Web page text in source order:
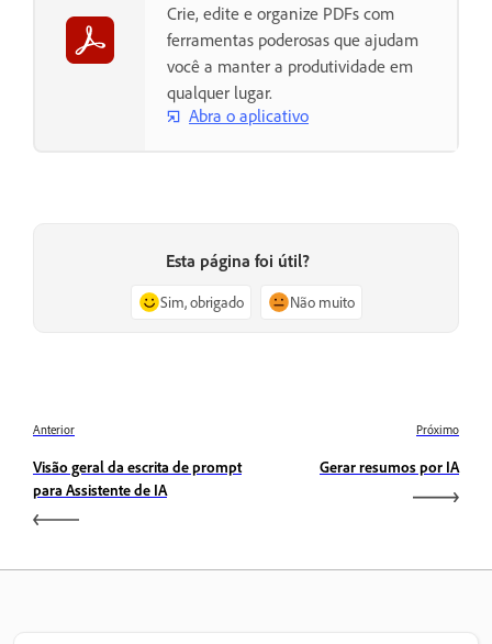
Crie, edite e organize PDFs com
ferramentas poderosas que ajudam
você a manter a produtividade em
qualquer lugar.
Abra o aplicativo
Esta página foi útil?
Sim, obrigado Não muito
Anterior
Visão geral da escrita de prompt
para Assistente de IA
Próximo
Gerar resumos por IA